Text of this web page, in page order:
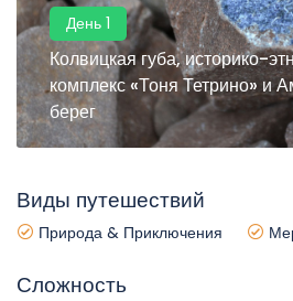
День 1
Колвицкая губа, историко-
комплекс «Тоня Тетрино» и
берег
Виды путешествий
Природа & Приключения
Сложность